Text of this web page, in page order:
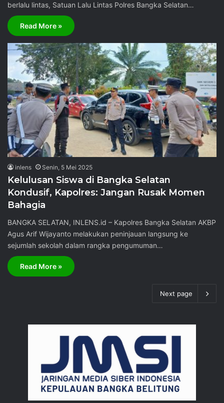
berlalu lintas, Satuan Lalu Lintas Polres Bangka Selatan…
Read More »
inlens Senin, 5 Mei 2025
Kelulusan Siswa di Bangka Selatan
Kondusif, Kapolres: Jangan Rusak Momen
Bahagia
BANGKA SELATAN, INLENS.id – Kapolres Bangka Selatan AKBP
Agus Arif Wijayanto melakukan peninjauan langsung ke
sejumlah sekolah dalam rangka pengumuman…
Read More »
Next page